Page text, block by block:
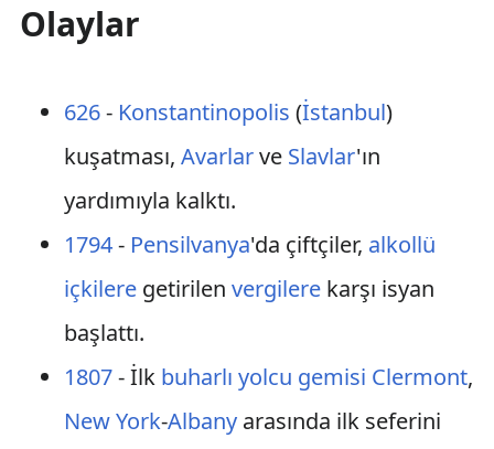
Olaylar
626- Konstantinopolis (İstanbul)
kuşatması, Avarlarve Slavlar'ın
yardımıyla kalktı.
1794- Pensilvanya'da çiftçiler, alkollü
içkileregetirilen vergilerekarşı isyan
başlattı.
1807- İlk buharlı yolcu gemisi Clermont,
New York-Albanyarasında ilk seferini